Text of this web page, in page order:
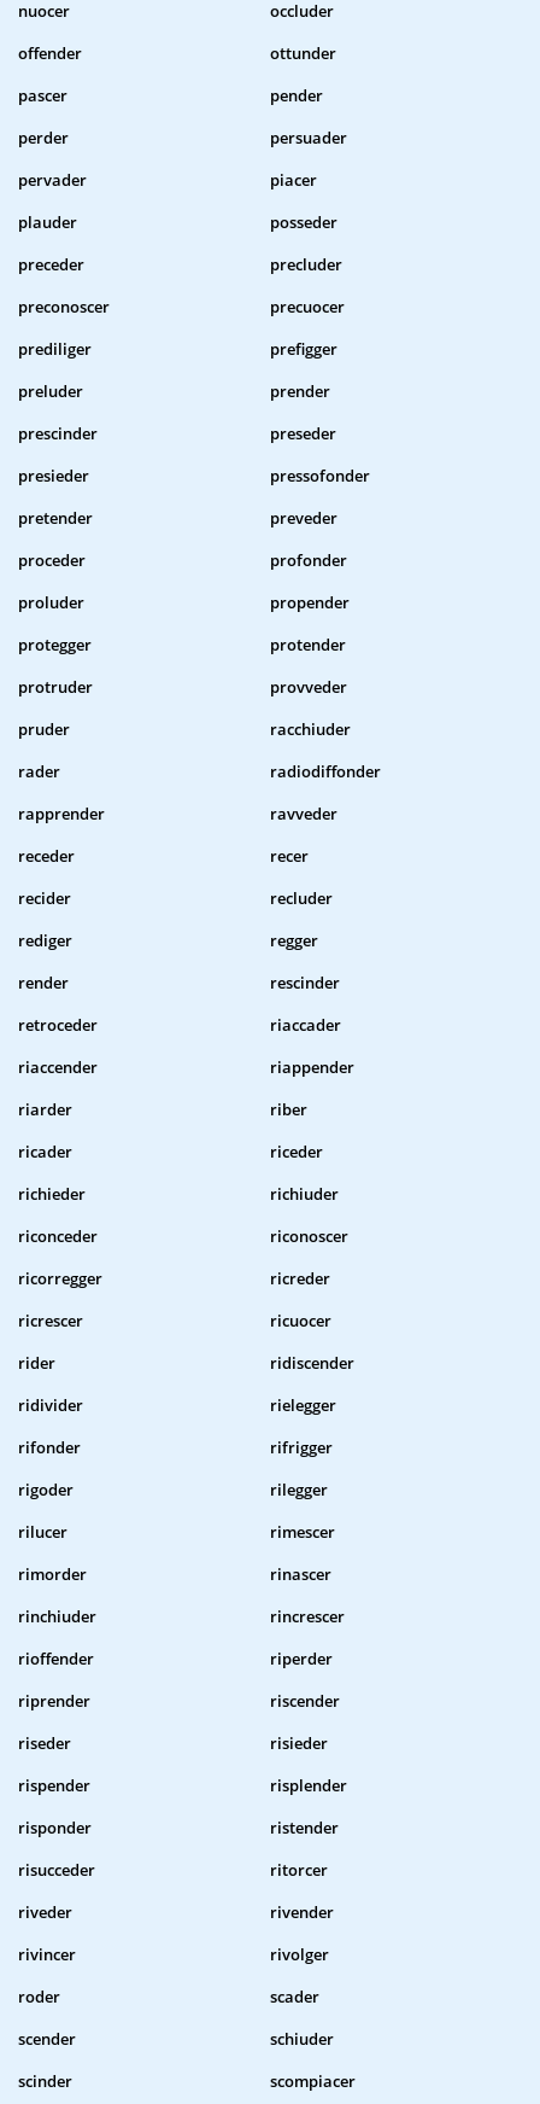
nuocer
occluder
offender
ottunder
pascer
pender
perder
persuader
pervader
piacer
plauder
posseder
preceder
precluder
preconoscer
precuocer
prediliger
prefigger
preluder
prender
prescinder
preseder
presieder
pressofonder
pretender
preveder
proceder
profonder
proluder
propender
protegger
protender
protruder
provveder
pruder
racchiuder
rader
radiodiffonder
rapprender
ravveder
receder
recer
recider
recluder
rediger
regger
render
rescinder
retroceder
riaccader
riaccender
riappender
riarder
riber
ricader
riceder
richieder
richiuder
riconceder
riconoscer
ricorregger
ricreder
ricrescer
ricuocer
rider
ridiscender
ridivider
rielegger
rifonder
rifrigger
rigoder
rilegger
rilucer
rimescer
rimorder
rinascer
rinchiuder
rincrescer
rioffender
riperder
riprender
riscender
riseder
risieder
rispender
risplender
risponder
ristender
risucceder
ritorcer
riveder
rivender
rivincer
rivolger
roder
scader
scender
schiuder
scinder
scompiacer